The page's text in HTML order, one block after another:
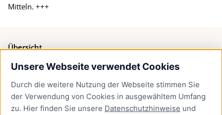
Unsere Webseite verwendet Cookies
Durch die weitere Nutzung der Webseite stimmen Sie
der Verwendung von Cookies in ausgewähltem Umfang
zu. Hier finden Sie unsere Datenschutzhinweise und
Mitteln. +++
Übersicht
Bürgerservice
Presse
Newsletter Lübeck:kompakt